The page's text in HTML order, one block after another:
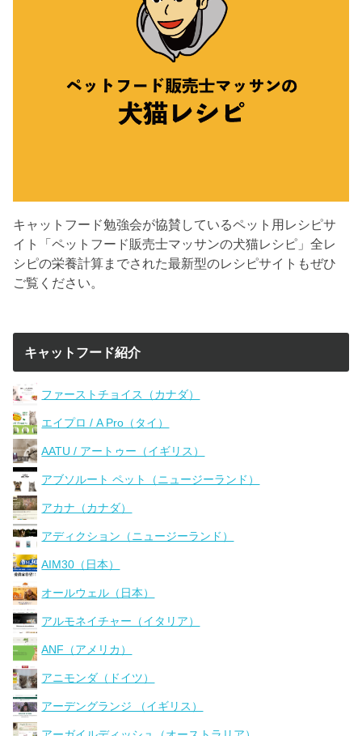
キャットフード勉強会が協賛しているペット用レシピサ
イト「ペットフード販売士マッサンの犬猫レシピ」全レ
シピの栄養計算までされた最新型のレシピサイトもぜひ
ご覧ください。
キャットフード紹介
ファーストチョイス（カナダ）
エイプロ / A Pro（タイ）
AATU / アートゥー（イギリス）
アブソルート ペット（ニュージーランド）
アカナ（カナダ）
アディクション（ニュージーランド）
AIM30（日本）
オールウェル（日本）
アルモネイチャー（イタリア）
ANF（アメリカ）
アニモンダ（ドイツ）
アーデングランジ （イギリス）